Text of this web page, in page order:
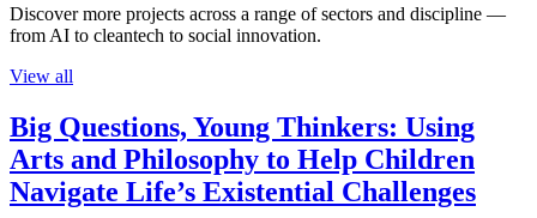
Discover more projects across a range of sectors and discipline —
from AI to cleantech to social innovation.
View all
Big Questions, Young Thinkers: Using
Arts and Philosophy to Help Children
Navigate Life’s Existential Challenges